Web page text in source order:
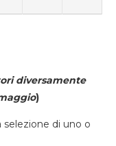
diversamente
)
di uno o